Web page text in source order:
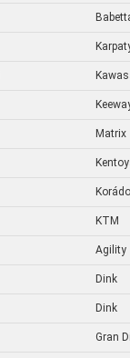
Matrix
Korádo
KTM
Agility
Dink
Dink
Gran